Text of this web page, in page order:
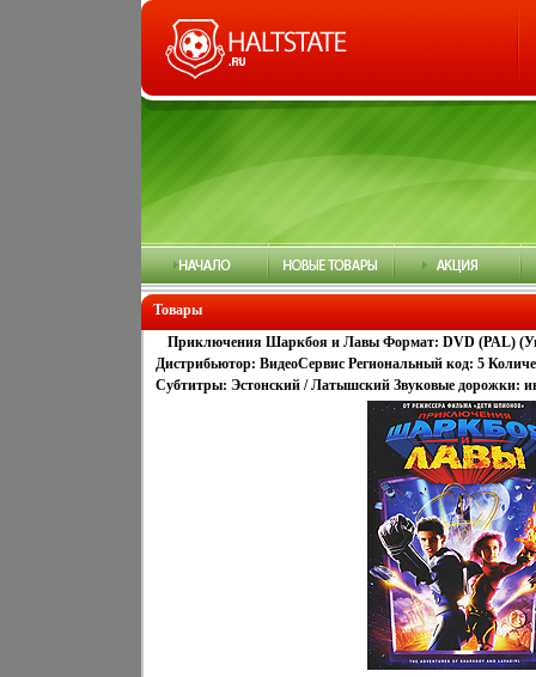
Товары
Приключения Шаркбоя и Лавы Формат: DVD (PAL)
Дистрибьютор: ВидеоСервис Региональный код: 5
Субтитры: Эстонский / Латышский Звуковые дорожки: